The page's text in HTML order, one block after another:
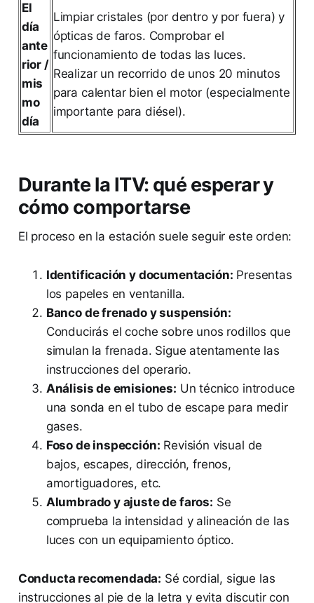
El
día
ante
rior /
mis
mo
día
Limpiar cristales (por dentro y por fuera) y
ópticas de faros. Comprobar el
funcionamiento de todas las luces.
Realizar un recorrido de unos 20 minutos
para calentar bien el motor (especialmente
importante para diésel).
Durante la ITV: qué esperar y
cómo comportarse
El proceso en la estación suele seguir este orden:
Identificación y documentación: Presentas
los papeles en ventanilla.
Banco de frenado y suspensión:
Conducirás el coche sobre unos rodillos que
simulan la frenada. Sigue atentamente las
instrucciones del operario.
Análisis de emisiones: Un técnico introduce
una sonda en el tubo de escape para medir
gases.
Foso de inspección: Revisión visual de
bajos, escapes, dirección, frenos,
amortiguadores, etc.
Alumbrado y ajuste de faros: Se
comprueba la intensidad y alineación de las
luces con un equipamiento óptico.
Conducta recomendada: Sé cordial, sigue las
instrucciones al pie de la letra y evita discutir con